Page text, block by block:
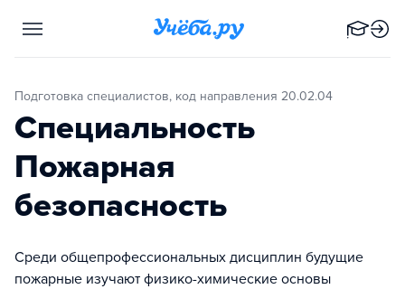
Подготовка специалистов, код направления 20.02.04
Специальность
Пожарная
безопасность
Среди общепрофессиональных дисциплин будущие
пожарные изучают физико-химические основы